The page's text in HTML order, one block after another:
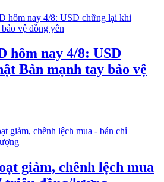
hôm nay 4/8: USD
Bản mạnh tay bảo vệ
giảm, chênh lệch mua